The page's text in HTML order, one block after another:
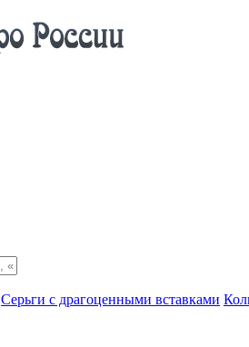
Серьги с драгоценными вставками